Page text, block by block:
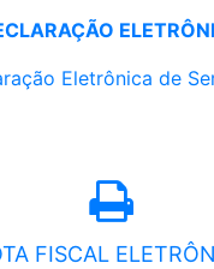
Eletrônica de
FISCAL